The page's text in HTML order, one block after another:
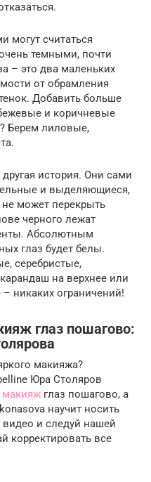
могут считаться
темными, почти
– это два маленьких
от обрамления
Добавить больше
и коричневые
Берем лиловые,
история. Они сами
и выделяющиеся,
не может перекрыть
черного лежат
Абсолютным
глаз будет белы.
серебристые,
на верхнее или
никаких ограничений!
глаз пошагово:
макияжа?
Юра Столяров
макияж глаз пошагово, а
научит носить
видео и следуй нашей
корректировать все